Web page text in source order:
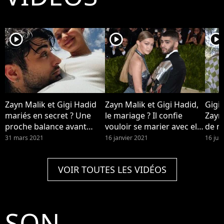
player2
Zayn Malik et Gigi Hadid
mariés en secret ? Une
proche balance avant
d'assurer s'être trompée
31 mars 2021
player2
Zayn Malik et Gigi Hadid,
le mariage ? Il confie
vouloir se marier avec elle
dans sa nouvelle chanson
son nouvel album
"Nobody is Listening"
16 janvier 2021
player2
Gigi
de
16
VOIR TOUTES LES VIDÉOS